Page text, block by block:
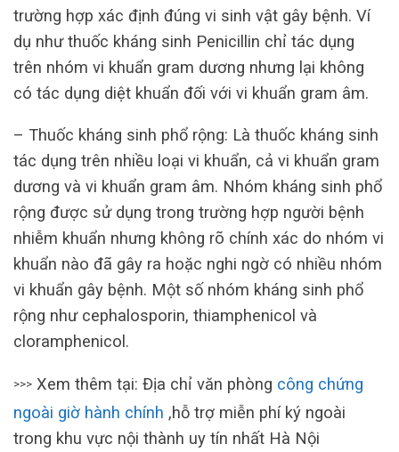
trường hợp xác định đúng vi sinh vật gây bệnh. Ví
dụ như thuốc kháng sinh Penicillin chỉ tác dụng
trên nhóm vi khuẩn gram dương nhưng lại không
có tác dụng diệt khuẩn đối với vi khuẩn gram âm.
– Thuốc kháng sinh phổ rộng: Là thuốc kháng sinh
tác dụng trên nhiều loại vi khuẩn, cả vi khuẩn gram
dương và vi khuẩn gram âm. Nhóm kháng sinh phổ
rộng được sử dụng trong trường hợp người bệnh
nhiễm khuẩn nhưng không rõ chính xác do nhóm vi
khuẩn nào đã gây ra hoặc nghi ngờ có nhiều nhóm
vi khuẩn gây bệnh. Một số nhóm kháng sinh phổ
rộng như cephalosporin, thiamphenicol và
cloramphenicol.
>>> Xem thêm tại: Địa chỉ văn phòng công chứng
ngoài giờ hành chính ,hỗ trợ miễn phí ký ngoài
trong khu vực nội thành uy tín nhất Hà Nội